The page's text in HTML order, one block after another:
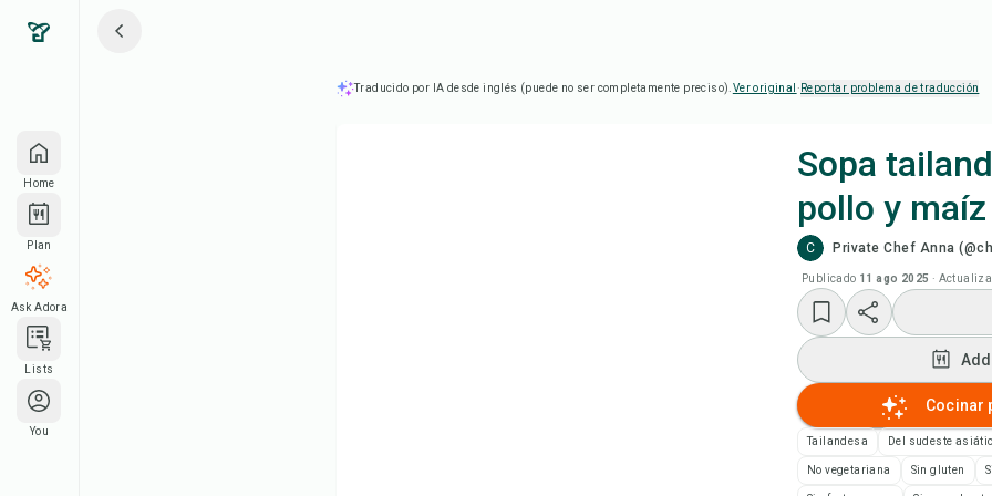
Home
Plan
Ask Adora
Lists
You
Traducido por IA desde inglés (puede no ser completamente preciso). Ver original · Reportar problema de traducción
Sopa
pollo y maíz
C Private Chef Anna
Publicado 11 ago 2025 ·
Cocinar
Tailandesa Del sudeste
No vegetariana Sin gluten